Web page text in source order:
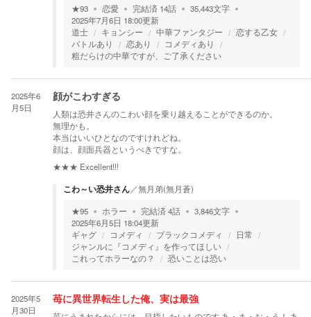
★93 恋愛 完結済 14話 35,443文字
2025年7月6日 18:00更新
道士
キョンシー 中華ファンタジー
恋する乙女
バトルあり
恋あり
コメディあり
粗だらけの中華ですが、ご了承ください
2025年6
月5日
顔がこわすぎる
人類は恐井さんのこわい顔を乗り越えることができるのか。
無理かも。
本当はいいひとなのですけれどね。
顔は、顔面兵器というべきですな。
★★★ Excellent!!!
こわ～い恐井さん／無月弟(無月蒼)
★95 ホラー 完結済4話 3,846文字
2025年6月5日 18:04更新
ギャグ
コメディ ブラックコメディ
日常
ジャンルに『コメディ』を作ってほしい
これってホラーなの？
恐いことは恐い
2025年5
月30日
苺に異世界転生した俺、実は最強